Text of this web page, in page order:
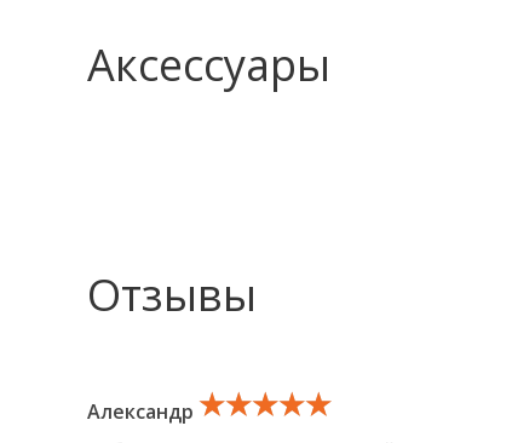
Аксессуары
Отзывы
Александр ★★★★★
★★★★★
★★★★★